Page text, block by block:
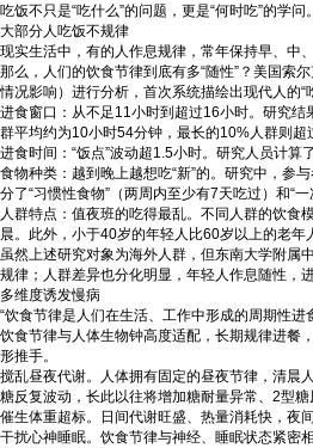
吃饭不只是“吃什么”的问题，更是“何时吃”的学
大部分人吃饭不规律
现实生活中，有的人作息规律，常年保持早、中
那么，人们的饮食节律到底有多“随性”？美国索
情况影响）进行分析，首次系统描绘出现代人的“
进食窗口：从不足11小时到超过16小时。研究
群平均约为10小时54分钟，最长的10%人群则超
进食时间：“饭点”波动超1.5小时。研究人员计
食物种类：越到晚上越想吃“新”的。研究中，参
分了“习惯性食物”（两周内至少有7天吃过）和“
人群特点：值夜班的吃得最乱。不同人群的饮
晨。此外，小于40岁的年轻人比60岁以上的老年
虽然上述研究对象为海外人群，但东南大学附属
规律；人群差异也分化明显，年轻人作息随性，
多维度诱发慢病
“饮食节律是人们在生活、工作中形成的周期性
饮食节律与人体生物钟高度适配，长期规律进餐
形推手。
搅乱昼夜代谢。人体拥有固定的昼夜节律，清晨
糖反复波动，长此以往将增加糖耐量异常、2型
催生体重超标。日间代谢旺盛、热量消耗快，夜
干扰心神睡眠。饮食节律与神经、睡眠状态紧密